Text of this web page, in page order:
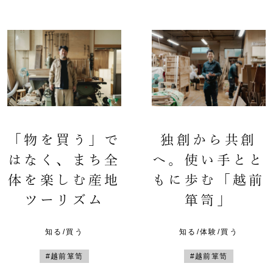
「物を買う」で
はなく、まち全
体を楽しむ産地
ツーリズム
知る/買う
#越前箪笥
独創から共創
へ。使い手とと
もに歩む「越前
箪笥」
知る/体験/買う
#越前箪笥